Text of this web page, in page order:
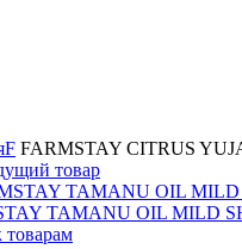
F FARMSTAY CITRUS
товар
TAMANU OIL MILD
товарам